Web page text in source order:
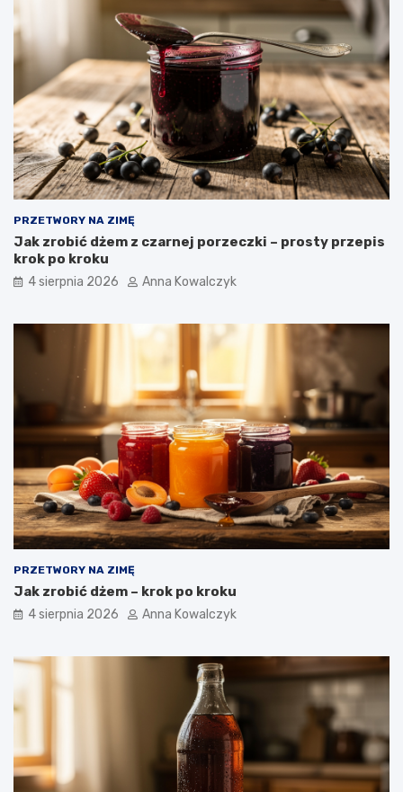
PRZETWORY NA ZIMĘ
Jak zrobić dżem z czarnej porzeczki – prosty przepis
krok po kroku
4 sierpnia 2026 Anna Kowalczyk
PRZETWORY NA ZIMĘ
Jak zrobić dżem – krok po kroku
4 sierpnia 2026 Anna Kowalczyk